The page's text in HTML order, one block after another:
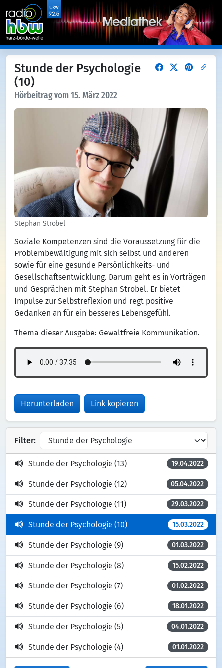
Stunde der Psychologie
(10)
Hörbeitrag vom 15. März 2022
Stephan Strobel
Soziale Kompetenzen sind die Voraussetzung für die
Problembewältigung mit sich selbst und anderen
sowie für eine gesunde Persönlichkeits- und
Gesellschaftsentwicklung. Darum geht es in Vorträgen
und Gesprächen mit Stephan Strobel. Er bietet
Impulse zur Selbstreflexion und regt positive
Gedanken an für ein besseres Lebensgefühl.
Thema dieser Ausgabe: Gewaltfreie Kommunikation.
Herunterladen Link kopieren
Filter:
Stunde der Psychologie (13) 19.04.2022
Stunde der Psychologie (12) 05.04.2022
Stunde der Psychologie (11) 29.03.2022
Stunde der Psychologie (10) 15.03.2022
Stunde der Psychologie (9) 01.03.2022
Stunde der Psychologie (8) 15.02.2022
Stunde der Psychologie (7) 01.02.2022
Stunde der Psychologie (6) 18.01.2022
Stunde der Psychologie (5) 04.01.2022
Stunde der Psychologie (4) 01.01.2022